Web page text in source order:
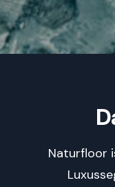
Naturfloor